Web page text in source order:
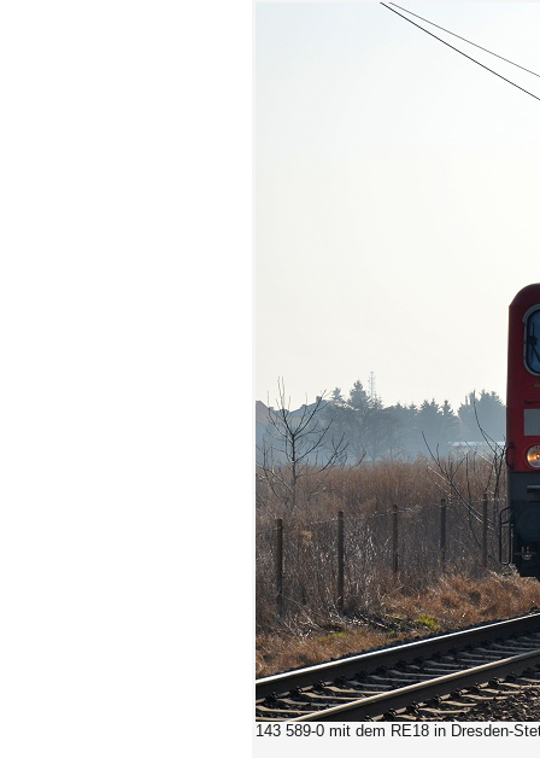
143 589-0 mit dem RE18 in Dresden-